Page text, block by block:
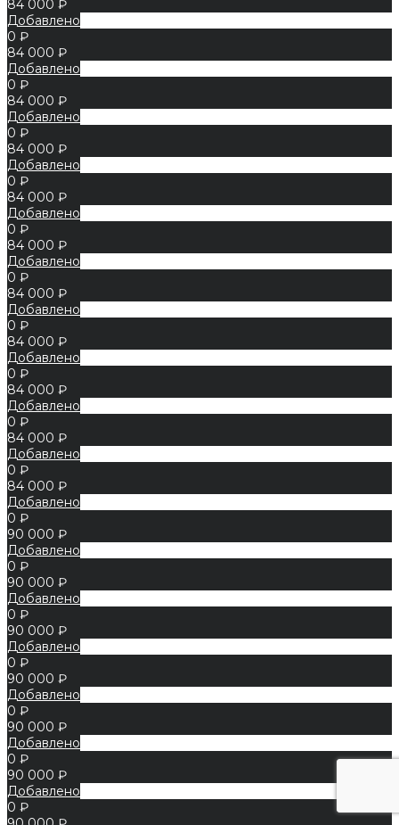
84 000 ₽
Добавлено
0 ₽
84 000 ₽
Добавлено
0 ₽
84 000 ₽
Добавлено
0 ₽
84 000 ₽
Добавлено
0 ₽
84 000 ₽
Добавлено
0 ₽
84 000 ₽
Добавлено
0 ₽
84 000 ₽
Добавлено
0 ₽
84 000 ₽
Добавлено
0 ₽
84 000 ₽
Добавлено
0 ₽
84 000 ₽
Добавлено
0 ₽
84 000 ₽
Добавлено
0 ₽
90 000 ₽
Добавлено
0 ₽
90 000 ₽
Добавлено
0 ₽
90 000 ₽
Добавлено
0 ₽
90 000 ₽
Добавлено
0 ₽
90 000 ₽
Добавлено
0 ₽
90 000 ₽
Добавлено
0 ₽